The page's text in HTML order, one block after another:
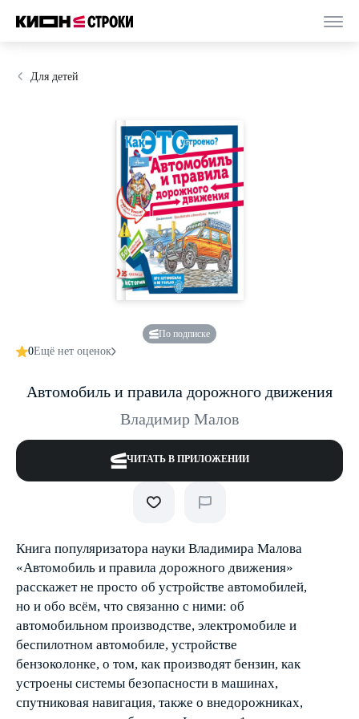
Для детей
По подписке
0Ещё нет оценок
Автомобиль и правила дорожного движения
Владимир Малов
ЧИТАТЬ В ПРИЛОЖЕНИИ
Книга популяризатора науки Владимира Малова
«Автомобиль и правила дорожного движения»
расскажет не просто об устройстве автомобилей,
но и обо всём, что связанно с ними: об
автомобильном производстве, электромобиле и
беспилотном автомобиле, устройстве
бензоколонке, о том, как производят бензин, как
устроены системы безопасности в машинах,
спутниковая навигация, также о внедорожниках,